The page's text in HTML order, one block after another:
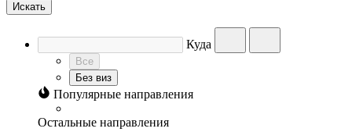
Искать
Куда
Все
Без виз
Популярные направления
Остальные направления